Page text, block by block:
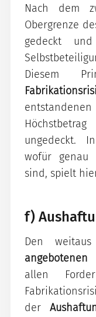
Nach dem
Obergrenze
gedeckt
Diesem
ungedeckt.
wofür genau
sind, spielt
f)
Den
allen
der